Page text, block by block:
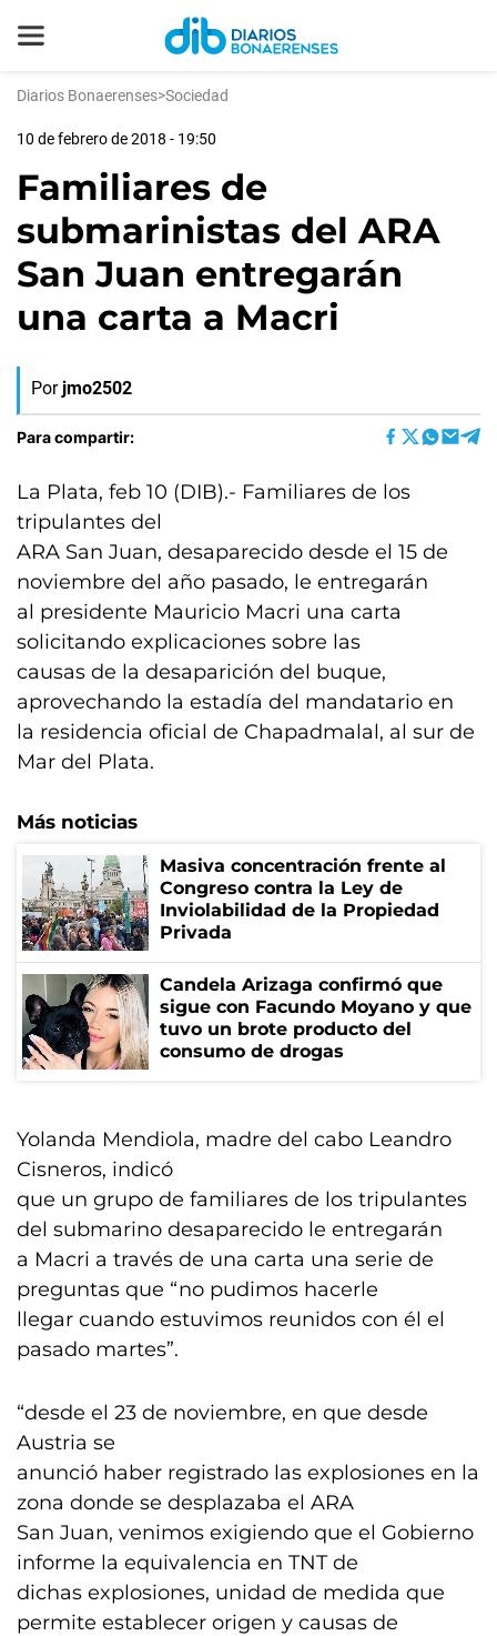
Diarios Bonaerenses>Sociedad
10 de febrero de 2018 - 19:50
Familiares de
submarinistas del ARA
San Juan entregarán
una carta a Macri
Por jmo2502
Para compartir:
La Plata, feb 10 (DIB).- Familiares de los
tripulantes del
ARA San Juan, desaparecido desde el 15 de
noviembre del año pasado, le entregarán
al presidente Mauricio Macri una carta
solicitando explicaciones sobre las
causas de la desaparición del buque,
aprovechando la estadía del mandatario en
la residencia oficial de Chapadmalal, al sur de
Mar del Plata.
Más noticias
Masiva concentración frente al
Congreso contra la Ley de
Inviolabilidad de la Propiedad
Privada
Candela Arizaga confirmó que
sigue con Facundo Moyano y que
tuvo un brote producto del
consumo de drogas
Yolanda Mendiola, madre del cabo Leandro
Cisneros, indicó
que un grupo de familiares de los tripulantes
del submarino desaparecido le entregarán
a Macri a través de una carta una serie de
preguntas que “no pudimos hacerle
llegar cuando estuvimos reunidos con él el
pasado martes”.
“desde el 23 de noviembre, en que desde
Austria se
anunció haber registrado las explosiones en la
zona donde se desplazaba el ARA
San Juan, venimos exigiendo que el Gobierno
informe la equivalencia en TNT de
dichas explosiones, unidad de medida que
permite establecer origen y causas de